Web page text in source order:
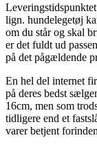
lign. hundelegetøj
om du står og skal
er det fuldt ud
på det pågældende
En hel del internet
på deres bedst
16cm, men som
tidligere end et
varer betjent